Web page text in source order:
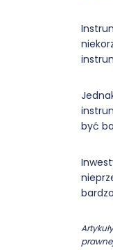
być